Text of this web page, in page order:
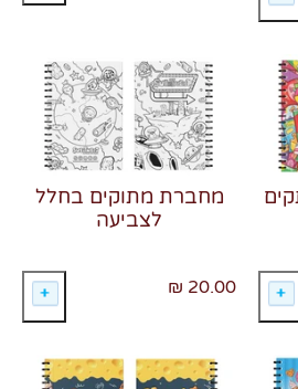
מחברת מתוקים בחלל
לצביעה
20.00 ₪